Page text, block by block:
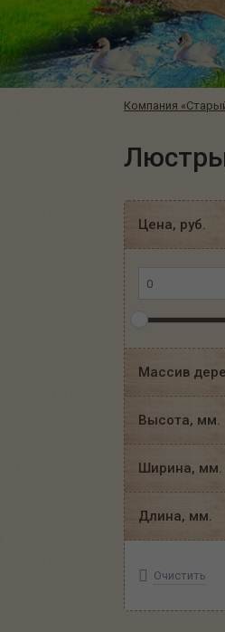
Компания
Цена, руб.
Массив
Высота, мм.
Ширина, мм.
Длина, мм.
Очистить